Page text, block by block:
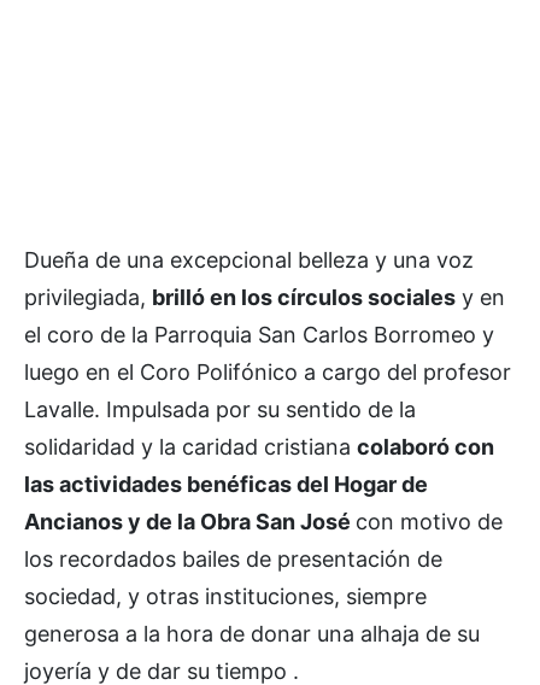
Dueña de una excepcional belleza y una voz
privilegiada, brilló en los círculos sociales y en
el coro de la Parroquia San Carlos Borromeo y
luego en el Coro Polifónico a cargo del profesor
Lavalle. Impulsada por su sentido de la
solidaridad y la caridad cristiana colaboró con
las actividades benéficas del Hogar de
Ancianos y de la Obra San José con motivo de
los recordados bailes de presentación de
sociedad, y otras instituciones, siempre
generosa a la hora de donar una alhaja de su
joyería y de dar su tiempo .